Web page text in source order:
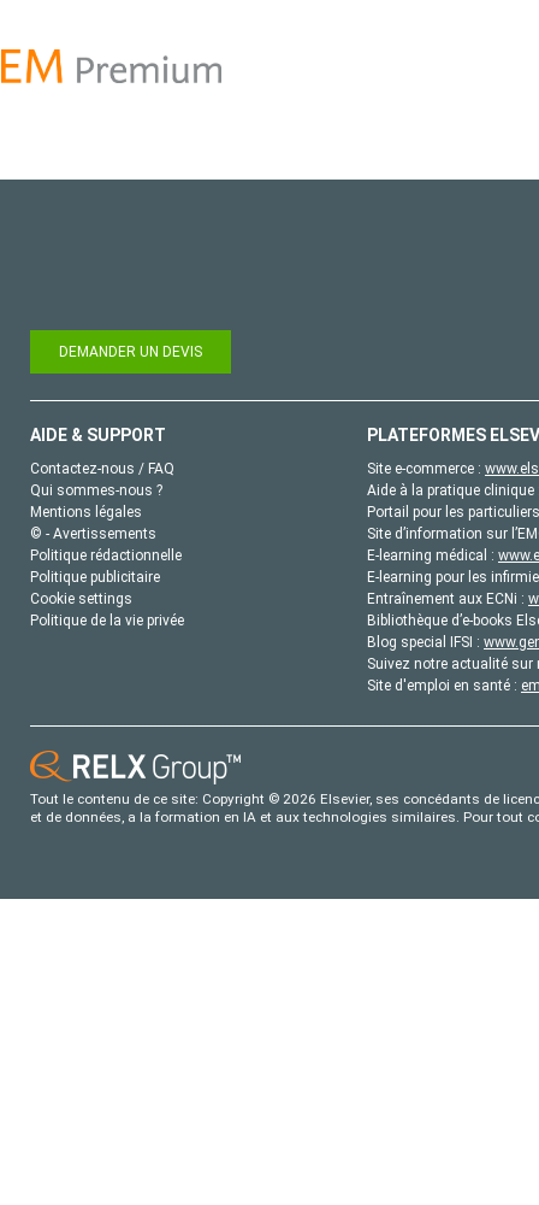
DEMANDER UN DEVIS
AIDE & SUPPORT
Contactez-nous / FAQ
Qui sommes-nous ?
Mentions légales
© - Avertissements
Politique rédactionnelle
Politique publicitaire
Cookie settings
Politique de la vie privée
PLATEFORMES
Site e-commerce :
Aide à la pratique
Portail pour les
Site d’information sur
E-learning médical :
E-learning pour les
Entraînement aux ECNi :
Bibliothèque d’e-books
Blog special IFSI :
Suivez notre actualité sur
Site d'emploi en santé :
Tout le contenu de ce site: Copyright © 2026 Elsevier, ses concédants de
et de données, a la formation en IA et aux technologies similaires. Pour tout